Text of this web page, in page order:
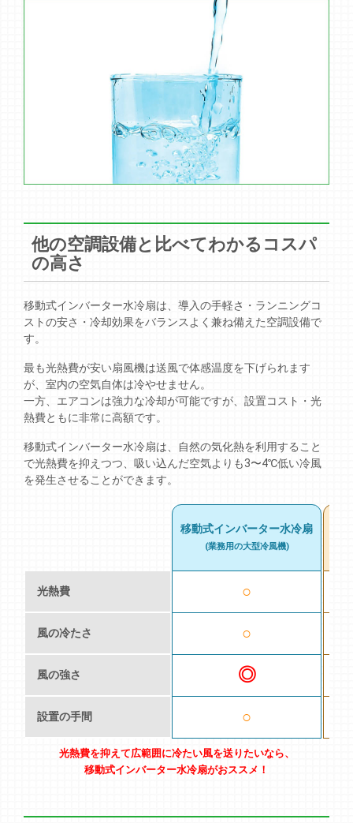
他の空調設備と比べてわかるコスパ
の高さ
移動式インバーター水冷扇は、導入の手軽さ・ランニングコ
ストの安さ・冷却効果をバランスよく兼ね備えた空調設備で
す。
最も光熱費が安い扇風機は送風で体感温度を下げられます
が、室内の空気自体は冷やせません。
一方、エアコンは強力な冷却が可能ですが、設置コスト・光
熱費ともに非常に高額です。
移動式インバーター水冷扇は、自然の気化熱を利用すること
で光熱費を抑えつつ、吸い込んだ空気よりも3〜4℃低い冷風
を発生させることができます。
移動式インバーター水冷扇
(業務用の大型冷風機)
光熱費 ○
風の冷たさ ○
風の強さ ◎
設置の手間 ○
光熱費を抑えて広範囲に冷たい風を送りたいなら、
移動式インバーター水冷扇がおススメ！